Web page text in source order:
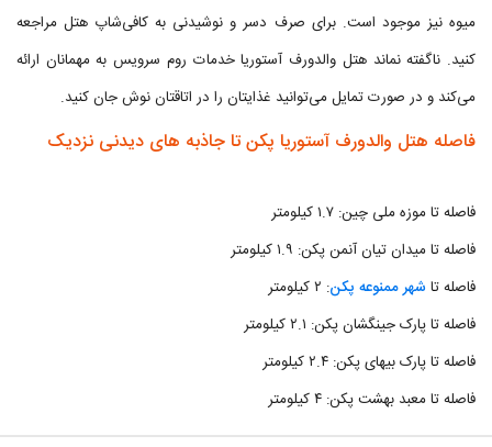
میوه نیز موجود است. برای صرف دسر و نوشیدنی به کافی‌شاپ هتل مراجعه
کنید. ناگفته نماند هتل والدورف آستوریا خدمات روم سرویس به مهمانان ارائه
می‌کند و در صورت تمایل می‌توانید غذایتان را در اتاقتان نوش جان کنید.
فاصله هتل والدورف آستوریا پکن تا جاذبه های دیدنی نزدیک
فاصله تا موزه ملی چین: ۱.۷ کیلومتر
فاصله تا میدان تیان آنمن پکن: ۱.۹ کیلومتر
فاصله تا شهر ممنوعه پکن: ۲ کیلومتر
فاصله تا پارک جینگشان پکن: ۲.۱ کیلومتر
فاصله تا پارک بیهای پکن: ۲.۴ کیلومتر
فاصله تا معبد بهشت پکن: ۴ کیلومتر